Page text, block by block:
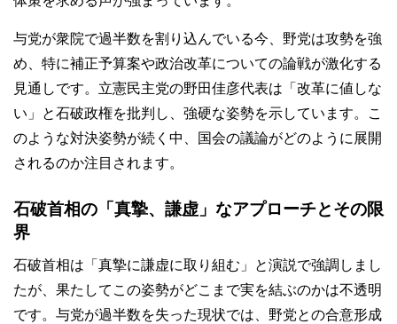
与党が衆院で過半数を割り込んでいる今、野党は攻勢を強
め、特に補正予算案や政治改革についての論戦が激化する
見通しです。立憲民主党の野田佳彦代表は「改革に値しな
い」と石破政権を批判し、強硬な姿勢を示しています。こ
のような対決姿勢が続く中、国会の議論がどのように展開
されるのか注目されます。
石破首相の「真摯、謙虚」なアプローチとその限
界
石破首相は「真摯に謙虚に取り組む」と演説で強調しまし
たが、果たしてこの姿勢がどこまで実を結ぶのかは不透明
です。与党が過半数を失った現状では、野党との合意形成